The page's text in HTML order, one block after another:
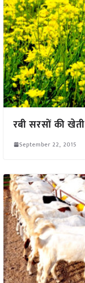
रबी सरसों की खेती
September 22, 2015